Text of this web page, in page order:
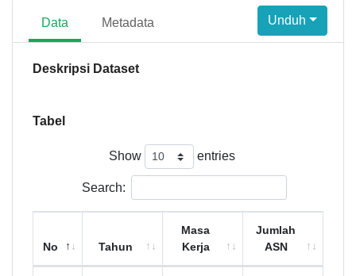
Data Metadata Unduh
Deskripsi Dataset
Tabel
Show entries
Search:
No Tahun
Masa
Kerja
Jumlah
ASN